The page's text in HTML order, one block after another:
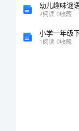
幼儿趣味谜
2阅读 0收藏
1阅读 0收藏